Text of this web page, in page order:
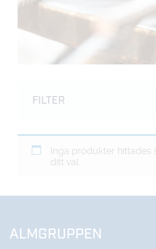
FILTER
Inga produkter hittades
ditt val.
ALMGRUPPEN